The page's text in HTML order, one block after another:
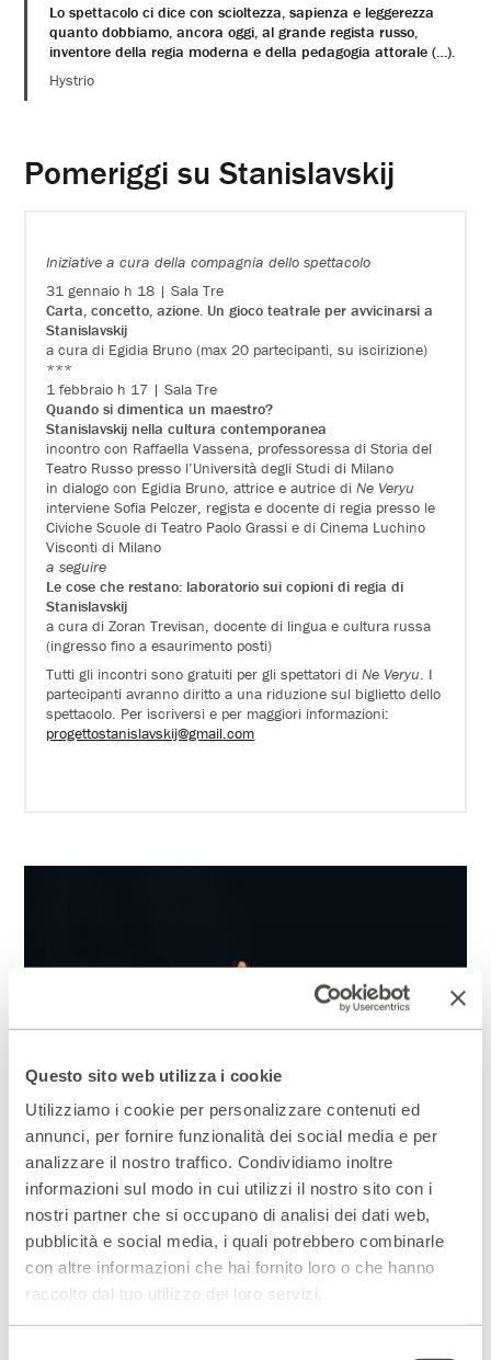
Questo sito web utilizza i cookie
Utilizziamo i cookie per personalizzare contenuti ed
annunci, per fornire funzionalità dei social media e per
analizzare il nostro traffico. Condividiamo inoltre
informazioni sul modo in cui utilizzi il nostro sito con i
nostri partner che si occupano di analisi dei dati web,
pubblicità e social media, i quali potrebbero combinarle
con altre informazioni che hai fornito loro o che hanno
raccolto dal tuo utilizzo dei loro servizi.
Lo spettacolo ci dice con scioltezza, sapienza e leggerezza
quanto dobbiamo, ancora oggi, al grande regista russo,
inventore della regia moderna e della pedagogia attorale (…).
Hystrio
Pomeriggi su Stanislavskij
Iniziative a cura della compagnia dello spettacolo
31 gennaio h 18 | Sala Tre
Carta, concetto, azione. Un gioco teatrale per avvicinarsi a
Stanislavskij
a cura di Egidia Bruno (max 20 partecipanti, su iscirizione)
***
1 febbraio h 17 | Sala Tre
Quando si dimentica un maestro?
Stanislavskij nella cultura contemporanea
incontro con Raffaella Vassena, professoressa di Storia del
Teatro Russo presso l’Università degli Studi di Milano
in dialogo con Egidia Bruno, attrice e autrice diNe Veryu
interviene Sofia Pelczer, regista e docente di regia presso le
Civiche Scuole di Teatro Paolo Grassi e di Cinema Luchino
Visconti di Milano
a seguire
Le cose che restano: laboratorio sui copioni di regia di
Stanislavskij
a cura di Zoran Trevisan, docente di lingua e cultura russa
(ingresso fino a esaurimento posti)
Tutti gli incontri sono gratuiti per gli spettatori diNe Veryu . I
partecipanti avranno diritto a una riduzione sul biglietto dello
spettacolo. Per iscriversi e per maggiori informazioni:
progettostanislavskij@gmail.com
Slide
1 di 4.
Slide
Scopri gli spazi del Parenti